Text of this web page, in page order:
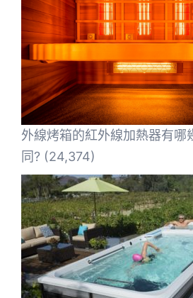
外線烤箱的紅外線加熱器有哪
同? (24,374)